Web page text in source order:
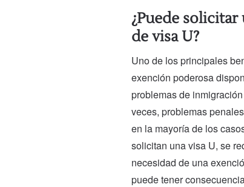
¿Puede
de visa U?
Uno de los principales
exención poderosa
problemas de
veces, problemas
en la mayoría de los
solicitan una visa U, se
necesidad de una
puede tener